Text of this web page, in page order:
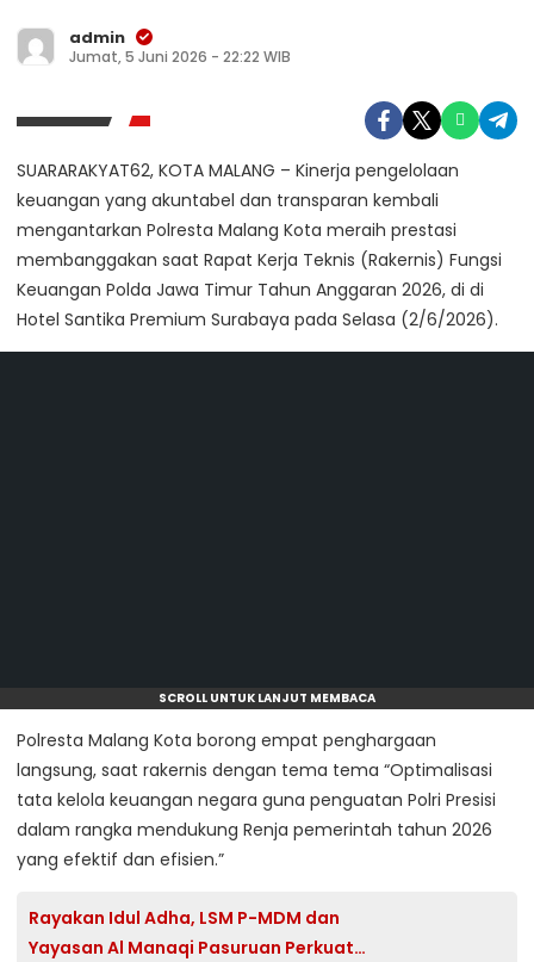
admin
Jumat, 5 Juni 2026 - 22:22 WIB
SUARARAKYAT62, KOTA MALANG – Kinerja pengelolaan
keuangan yang akuntabel dan transparan kembali
mengantarkan Polresta Malang Kota meraih prestasi
membanggakan saat Rapat Kerja Teknis (Rakernis) Fungsi
Keuangan Polda Jawa Timur Tahun Anggaran 2026, di di
Hotel Santika Premium Surabaya pada Selasa (2/6/2026).
SCROLL UNTUK LANJUT MEMBACA
Polresta Malang Kota borong empat penghargaan
langsung, saat rakernis dengan tema tema “Optimalisasi
tata kelola keuangan negara guna penguatan Polri Presisi
dalam rangka mendukung Renja pemerintah tahun 2026
yang efektif dan efisien.”
Rayakan Idul Adha, LSM P-MDM dan
Yayasan Al Manaqi Pasuruan Perkuat